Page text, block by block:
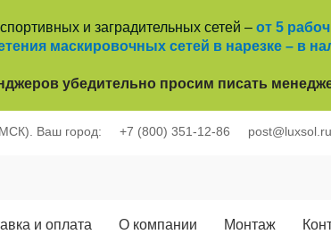
и заградительных сетей – от 5
маскировочных сетей в нарезке – в
убедительно просим писать
Ваш город: +7 (800) 351-12-86 post@luxsol.ru
и оплата О компании Монтаж